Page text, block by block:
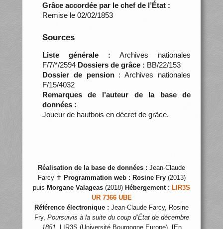
Grâce accordée par le chef de l’État :
Remise le 02/02/1853
Sources
Liste générale : Archives nationales
F/7/*/2594 Dossiers de grâce : BB/22/153
Dossier de pension: Archives nationales
F/15/4032
Remarques de l’auteur de la base de
données :
Joueur de hautbois en décret de grâce.
Réalisation de la base de données : Jean-Claude
Farcy ✝ Programmation web : Rosine Fry(2013)
puis Morgane Valageas (2018) Hébergement : LIR3S
UR 7366 UBE
Référence électronique : Jean-Claude Farcy, Rosine
Fry, Poursuivis à la suite du coup d’État de décembre
1851 , LIR3S (Université Bourgogne Europe), [En